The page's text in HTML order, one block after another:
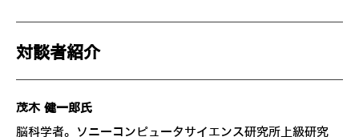
対談者紹介
茂木 健一郎氏
脳科学者。ソニーコンピュータサイエンス研究所上級研究